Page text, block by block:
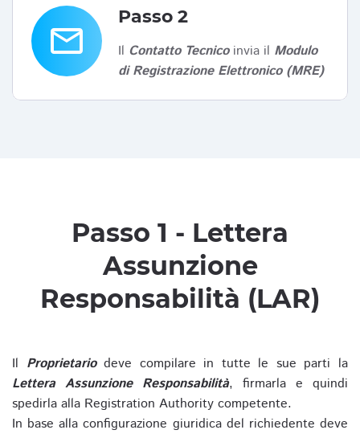
email
Passo 2
Il Contatto Tecnicoinvia il Modulo
di Registrazione Elettronico (MRE)
Passo 1 - Lettera
Assunzione
Responsabilità (LAR)
Il Proprietariodeve compilare in tutte le sue parti la
Lettera Assunzione Responsabilità, firmarla e quindi
spedirla alla Registration Authority competente.
In base alla configurazione giuridica del richiedente deve